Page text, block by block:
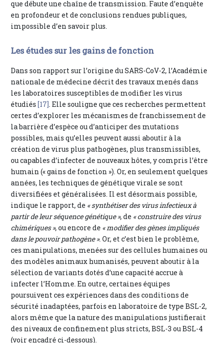
que débute une chaîne de transmission. Faute d’enquête
en profondeur et de conclusions rendues publiques,
impossible d’en savoir plus.
Les études sur les gains de fonction
Dans son rapport sur l’origine du SARS-CoV-2, l’Académie
nationale de médecine décrit des travaux menés dans
les laboratoires susceptibles de modifier les virus
étudiés[17]. Elle souligne que ces recherches permettent
certes d’explorer les mécanismes de franchissement de
la barrière d’espèce ou d’anticiper des mutations
possibles, mais qu’elles peuvent aussi aboutir à la
création de virus plus pathogènes, plus transmissibles,
ou capables d’infecter de nouveaux hôtes, y compris l’être
humain (« gains de fonction »). Or, en seulement quelques
années, les techniques de génétique virale se sont
diversifiées et généralisées. Il est désormais possible,
indique le rapport, de « synthétiser des virus infectieux à
partir de leur séquence génétique », de « construire des virus
chimériques », ou encore de « modifier des gènes impliqués
dans le pouvoir pathogène ». Or, et c’est bien le problème,
ces manipulations, menées sur des cellules humaines ou
des modèles animaux humanisés, peuvent aboutir à la
sélection de variants dotés d’une capacité accrue à
infecter l’Homme. En outre, certaines équipes
poursuivent ces expériences dans des conditions de
sécurité inadaptées, parfois en laboratoire de type BSL-2,
alors même que la nature des manipulations justifierait
des niveaux de confinement plus stricts, BSL-3 ou BSL-4
(voir encadré ci-dessous).